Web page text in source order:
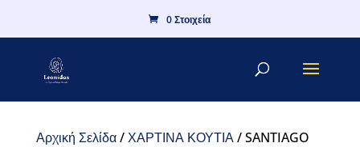
0 Στοιχεία
Αρχική Σελίδα/ΧΑΡΤΙΝΑ ΚΟΥΤΙΑ/ SANTIAGO